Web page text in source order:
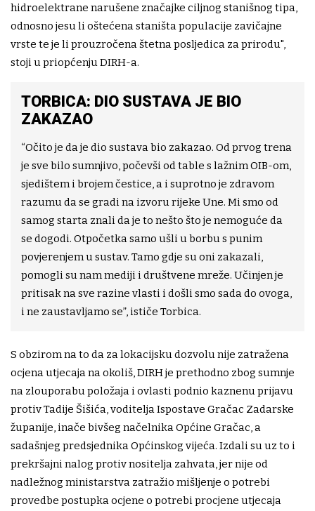
hidroelektrane narušene značajke ciljnog stanišnog tipa,
odnosno jesu li oštećena staništa populacije zavičajne
vrste te je li prouzročena štetna posljedica za prirodu",
stoji u priopćenju DIRH-a.
TORBICA: DIO SUSTAVA JE BIO
ZAKAZAO
“Očito je da je dio sustava bio zakazao. Od prvog trena
je sve bilo sumnjivo, počevši od table s lažnim OIB-om,
sjedištem i brojem čestice, a i suprotno je zdravom
razumu da se gradi na izvoru rijeke Une. Mi smo od
samog starta znali da je to nešto što je nemoguće da
se dogodi. Otpočetka samo ušli u borbu s punim
povjerenjem u sustav. Tamo gdje su oni zakazali,
pomogli su nam mediji i društvene mreže. Učinjen je
pritisak na sve razine vlasti i došli smo sada do ovoga,
i ne zaustavljamo se”, ističe Torbica.
S obzirom na to da za lokacijsku dozvolu nije zatražena
ocjena utjecaja na okoliš, DIRH je prethodno zbog sumnje
na zlouporabu položaja i ovlasti podnio kaznenu prijavu
protiv Tadije Šišića, voditelja Ispostave Gračac Zadarske
županije, inače bivšeg načelnika Općine Gračac, a
sadašnjeg predsjednika Općinskog vijeća. Izdali su uz to i
prekršajni nalog protiv nositelja zahvata, jer nije od
nadležnog ministarstva zatražio mišljenje o potrebi
provedbe postupka ocjene o potrebi procjene utjecaja